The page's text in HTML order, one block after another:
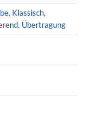
, Klassisch,
, Übertragung